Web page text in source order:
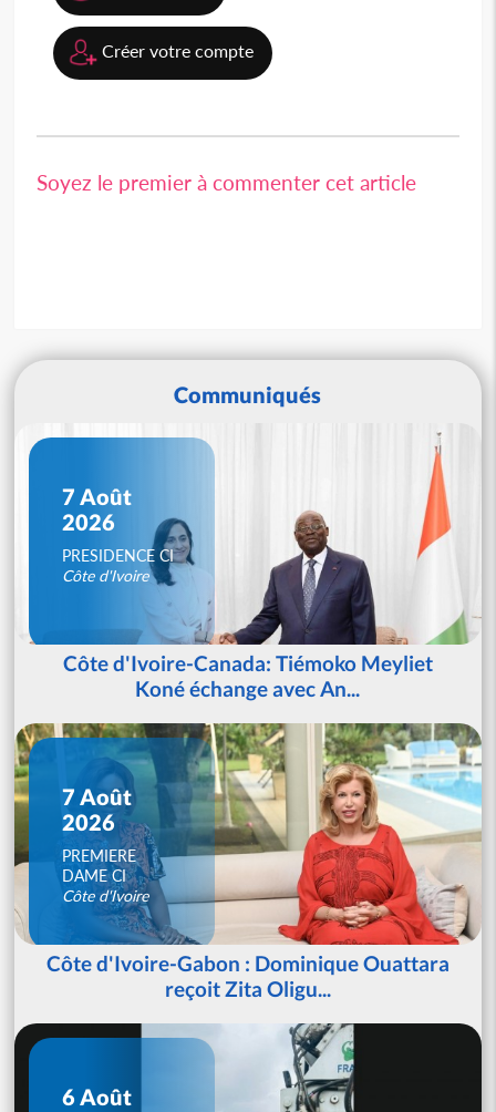
Créer votre compte
Soyez le premier à commenter cet article
Communiqués
7 Août
2026
PRESIDENCE CI
Côte d'Ivoire
Côte d'Ivoire-Canada: Tiémoko Meyliet
Koné échange avec An...
7 Août
2026
PREMIERE
DAME CI
Côte d'Ivoire
Côte d'Ivoire-Gabon : Dominique Ouattara
reçoit Zita Oligu...
6 Août